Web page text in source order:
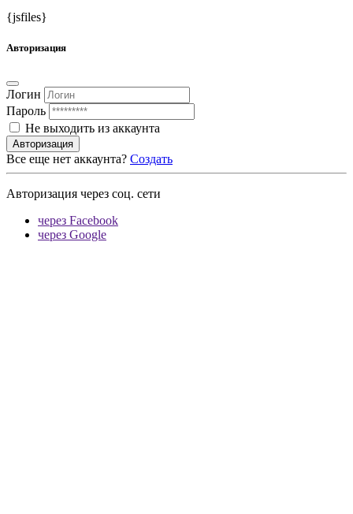
{jsfiles}
Авторизация
Логин
Пароль
Не выходить из аккаунта
Авторизация
Все еще нет аккаунта? Создать
Авторизация через соц. сети
через Facebook
через Google